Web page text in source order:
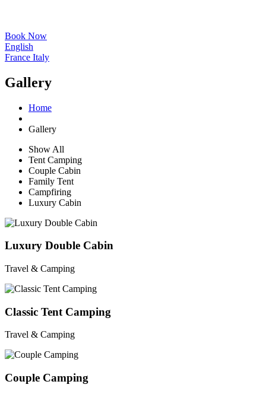
Book Now
English
France Italy
Gallery
Home
Gallery
Show All
Tent Camping
Couple Cabin
Family Tent
Campfiring
Luxury Cabin
Luxury Double Cabin
Travel & Camping
Classic Tent Camping
Travel & Camping
Couple Camping